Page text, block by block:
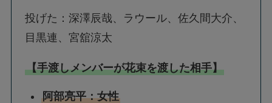
投げた：深澤辰哉、ラウール、佐久間大介、
目黒連、宮舘涼太
【手渡しメンバーが花束を渡した相手】
阿部亮平：女性